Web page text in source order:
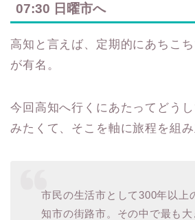
07:30 日曜市へ
高知と言えば、定期的にあちこ
が有名。
今回高知へ行くにあたってどう
みたくて、そこを軸に旅程を組み
市民の生活市として300年以上
知市の街路市。その中で最も大